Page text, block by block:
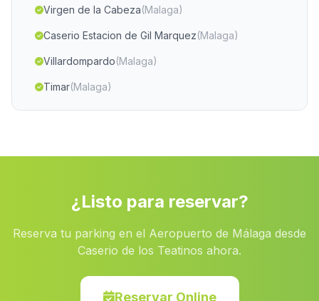
Virgen de la Cabeza(Malaga)
Caserio Estacion de Gil Marquez(Malaga)
Villardompardo(Malaga)
Timar(Malaga)
Cortijo Cuevas de Serrano(Malaga)
Venta de la Salud (Malaga)
Las Juntas (Malaga)
Cortijada Fuente de las Monjas(Malaga)
¿Listo para reservar?
Reserva tu parking en el Aeropuerto de Málaga desde
Caserio de los Teatinos ahora.
Reservar Online